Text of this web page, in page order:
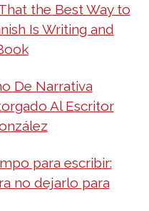
the Best Way to
Is Writing and
De Narrativa
Al Escritor
para escribir:
no dejarlo para